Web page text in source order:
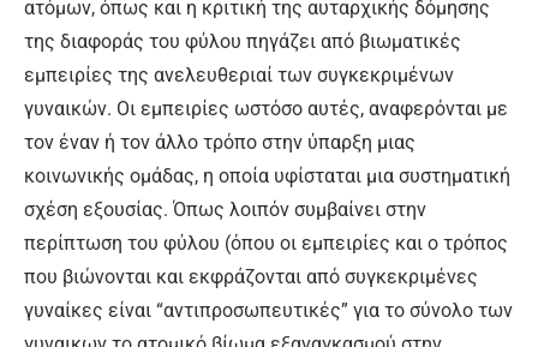
ατόμων, όπως και η κριτική της αυταρχικής δόμησης
της διαφοράς του φύλου πηγάζει από βιωματικές
εμπειρίες της ανελευθεριαί των συγκεκριμένων
γυναικών. Οι εμπειρίες ωστόσο αυτές, αναφερόνται με
τον έναν ή τον άλλο τρόπο στην ύπαρξη μιας
κοινωνικής ομάδας, η οποία υφίσταται μια συστηματική
σχέση εξουσίας. Όπως λοιπόν συμβαίνει στην
περίπτωση του φύλου (όπου οι εμπειρίες και ο τρόπος
που βιώνονται και εκφράζονται από συγκεκριμένες
γυναίκες είναι “αντιπροσωπευτικές” για το σύνολο των